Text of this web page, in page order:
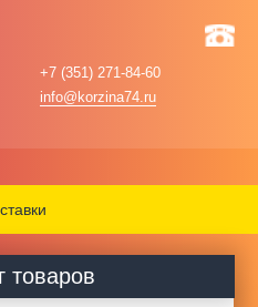
+7 (351) 271-84-60
info@korzina74.ru
товаров